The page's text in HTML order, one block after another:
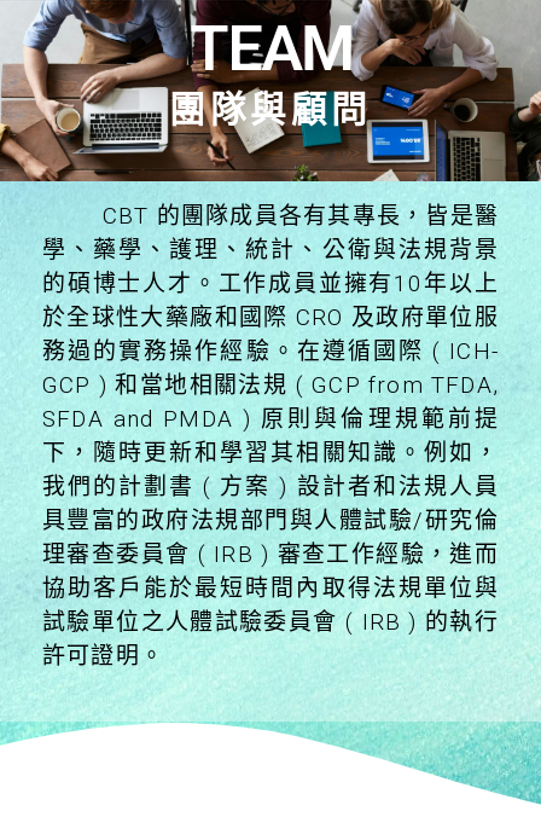
TEAM
團隊與顧問
CBT 的團隊成員各有其專長，皆是醫
學、藥學、護理、統計、公衛與法規背景
的碩博士人才。工作成員並擁有10年以上
於全球性大藥廠和國際 CRO 及政府單位服
務過的實務操作經驗。在遵循國際 ( ICH-
GCP ) 和當地相關法規 ( GCP from TFDA,
SFDA and PMDA ) 原則與倫理規範前提
下，隨時更新和學習其相關知識。例如，
我們的計劃書 ( 方案 ) 設計者和法規人員
具豐富的政府法規部門與人體試驗/研究倫
理審查委員會 ( IRB ) 審查工作經驗，進而
協助客戶能於最短時間內取得法規單位與
試驗單位之人體試驗委員會 ( IRB ) 的執行
許可證明。